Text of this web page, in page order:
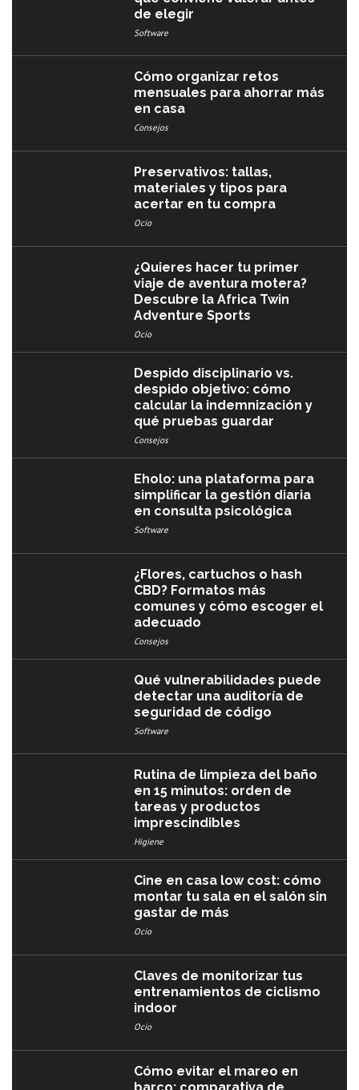
de elegir
Software
Cómo organizar retos
mensuales para ahorrar más
en casa
Consejos
Preservativos: tallas,
materiales y tipos para
acertar en tu compra
Ocio
¿Quieres hacer tu primer
viaje de aventura motera?
Descubre la Africa Twin
Adventure Sports
Ocio
Despido disciplinario vs.
despido objetivo: cómo
calcular la indemnización y
qué pruebas guardar
Consejos
Eholo: una plataforma para
simplificar la gestión diaria
en consulta psicológica
Software
¿Flores, cartuchos o hash
CBD? Formatos más
comunes y cómo escoger el
adecuado
Consejos
Qué vulnerabilidades puede
detectar una auditoría de
seguridad de código
Software
Rutina de limpieza del baño
en 15 minutos: orden de
tareas y productos
imprescindibles
Higiene
Cine en casa low cost: cómo
montar tu sala en el salón sin
gastar de más
Ocio
Claves de monitorizar tus
entrenamientos de ciclismo
indoor
Ocio
Cómo evitar el mareo en